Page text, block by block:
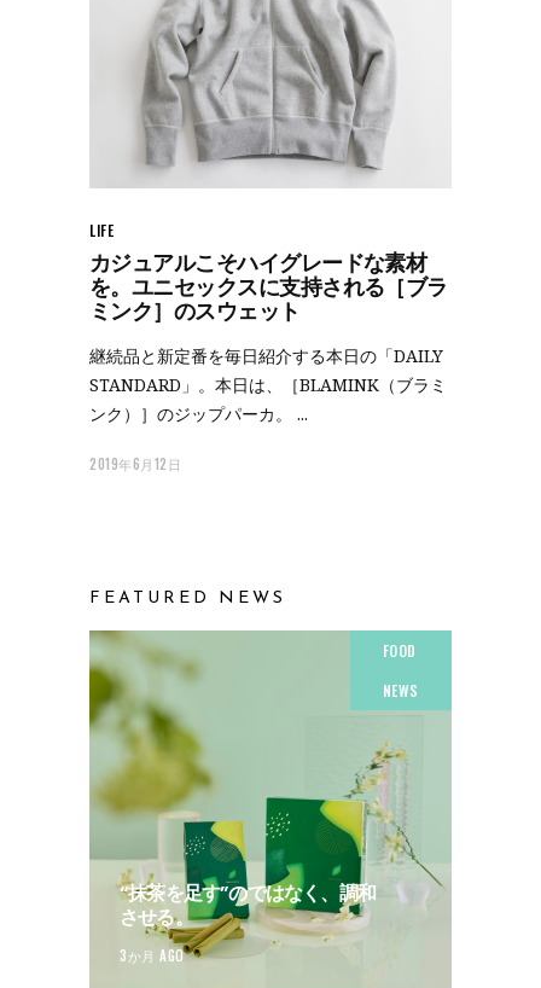
LIFE
カジュアルこそハイグレードな素材
を。ユニセックスに支持される［ブラ
ミンク］のスウェット
継続品と新定番を毎日紹介する本日の「DAILY
STANDARD」。本日は、［BLAMINK（ブラミ
ンク）］のジップパーカ。
2019年6月12日
FEATURED NEWS
FOOD
NEWS
“抹茶を足す”のではなく、調和
させる。
3か月 AGO